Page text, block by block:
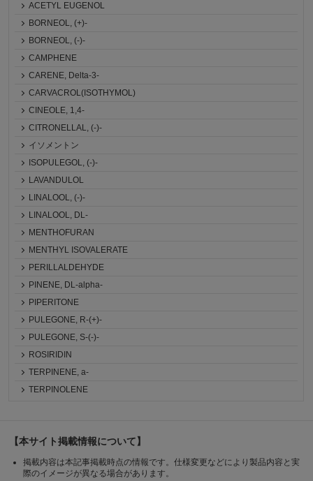
ACETYL EUGENOL
BORNEOL, (+)-
BORNEOL, (-)-
CAMPHENE
CARENE, Delta-3-
CARVACROL(ISOTHYMOL)
CINEOLE, 1,4-
CITRONELLAL, (-)-
イソメントン
ISOPULEGOL, (-)-
LAVANDULOL
LINALOOL, (-)-
LINALOOL, DL-
MENTHOFURAN
MENTHYL ISOVALERATE
PERILLALDEHYDE
PINENE, DL-alpha-
PIPERITONE
PULEGONE, R-(+)-
PULEGONE, S-(-)-
ROSIRIDIN
TERPINENE, a-
TERPINOLENE
【本サイト掲載情報について】
掲載内容は本記事掲載時点の情報です。仕様変更などにより製品内容と実
際のイメージが異なる場合があります。